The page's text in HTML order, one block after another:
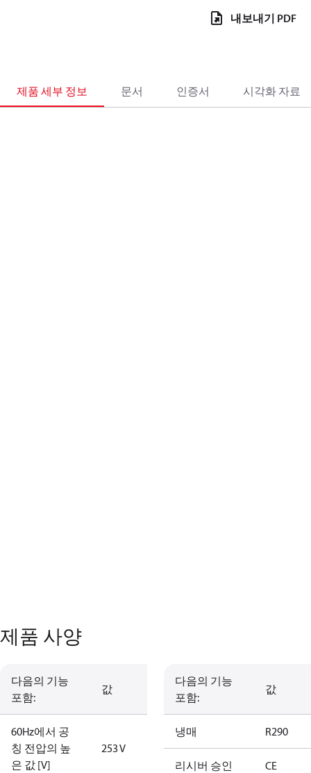
내보내기 PDF
제품 세부 정보 문서 인증서 시각화 자료
제품 사양
다음의 기능
포함:
값
60Hz에서 공
칭 전압의 높
은 값 [V]
253 V
다음의 기능
포함:
값
냉매 R290
리시버 승인 CE